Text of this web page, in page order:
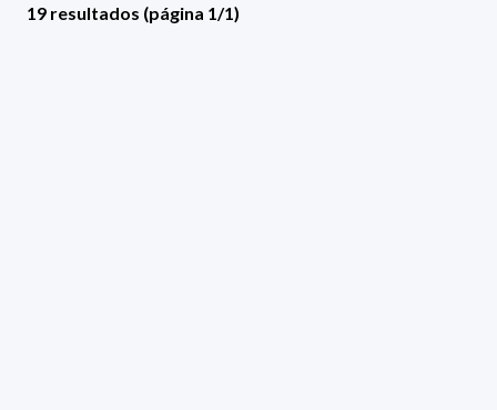
19 resultados (página 1/1)